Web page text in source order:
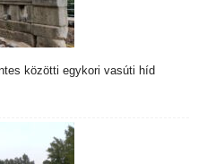
közötti egykori vasúti híd